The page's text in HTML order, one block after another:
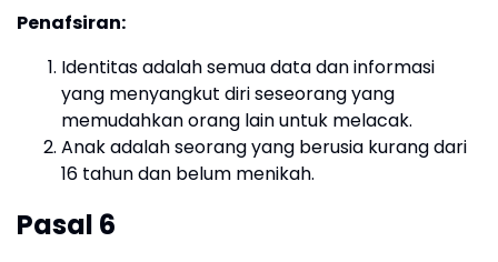
Penafsiran:
Identitas adalah semua data dan informasi
yang menyangkut diri seseorang yang
memudahkan orang lain untuk melacak.
Anak adalah seorang yang berusia kurang dari
16 tahun dan belum menikah.
Pasal 6